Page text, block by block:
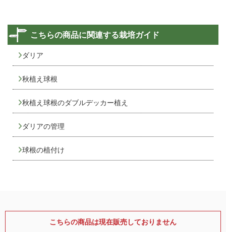
こちらの商品に関連する栽培ガイド
ダリア
秋植え球根
秋植え球根のダブルデッカー植え
ダリアの管理
球根の植付け
こちらの商品は現在販売しておりません